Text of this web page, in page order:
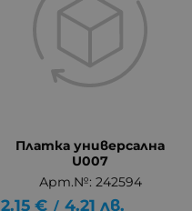
Платка универсална
U007
Арт.№: 242594
2.15 € / 4.21 лв.